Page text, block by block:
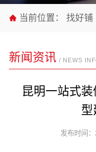
当前位置： 找好铺
新闻资讯 / NEWS
昆明一站式
型
发布时间